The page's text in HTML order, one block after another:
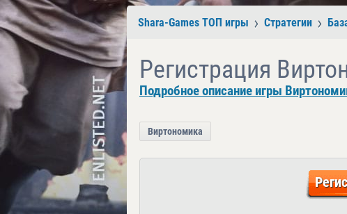
Shara-Games ТОП игры Стратегии
Регистрация
Подробное описание игры
Виртономика